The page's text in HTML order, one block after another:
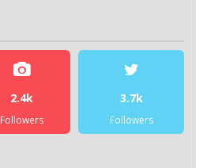
2.4k
Followers
3.7k
Followers